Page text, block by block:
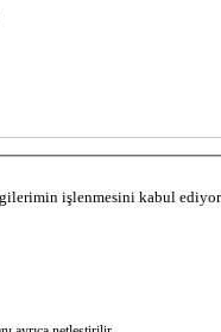
işlenmesini kabul